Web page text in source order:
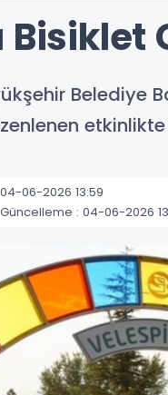
Bisiklet
Belediye
04-06-2026 13:59
Güncelleme : 04-06-2026